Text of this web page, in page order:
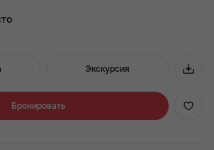
«Донской Арбат» в центральном
инфраструктуры, где есть
бассейн «Волна» и стадион
спроектированы студии,
квартиры площадью от 21 до 76
Экскурсия
Бронировать